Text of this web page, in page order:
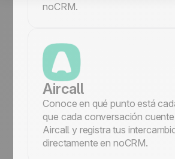
noCRM.
Aircall
Conoce en qué punto está
que cada conversación
Aircall y registra tus
directamente en noCRM.